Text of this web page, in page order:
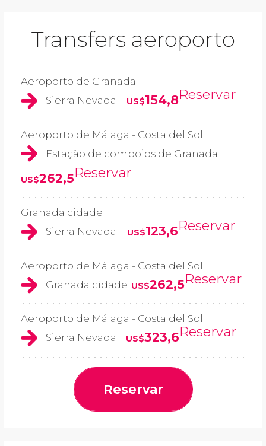
Transfers aeroporto
Aeroporto de Granada
Sierra Nevada
US$154,8Reservar
Aeroporto de Málaga - Costa del Sol
Estação de comboios de Granada
US$262,5Reservar
Granada cidade
Sierra Nevada
US$123,6Reservar
Aeroporto de Málaga - Costa del Sol
Granada cidade US$262,5Reservar
Aeroporto de Málaga - Costa del Sol
Sierra Nevada
US$323,6Reservar
Reservar